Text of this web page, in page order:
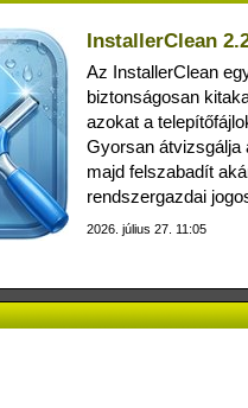
InstallerClean
Az InstallerClean
biztonságosan
azokat a
Gyorsan átvizsgálja
majd felszabadít
rendszergazdai
2026. július 27. 11:05